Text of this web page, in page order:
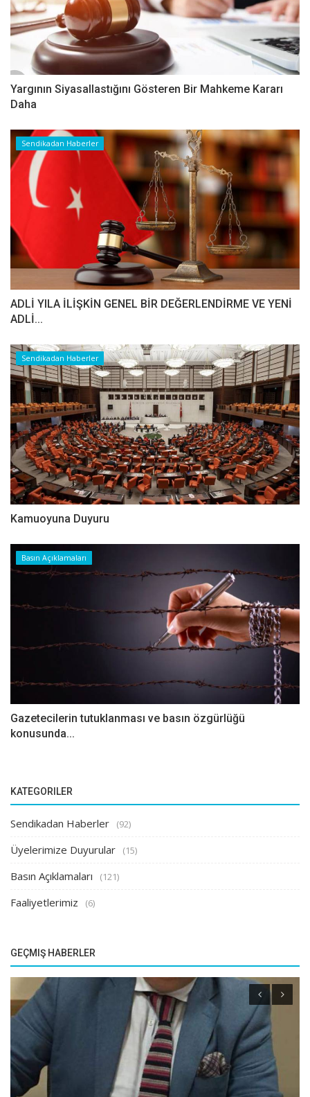
Yargının Siyasallastığını Gösteren Bir Mahkeme Kararı
Daha
Sendikadan Haberler
ADLİ YILA İLİŞKİN GENEL BİR DEĞERLENDİRME VE YENİ
ADLİ...
Sendikadan Haberler
Kamuoyuna Duyuru
Basın Açıklamaları
Gazetecilerin tutuklanması ve basın özgürlüğü
konusunda...
KATEGORILER
Sendikadan Haberler (92)
Üyelerimize Duyurular (15)
Basın Açıklamaları (121)
Faaliyetlerimiz (6)
GEÇMIŞ HABERLER